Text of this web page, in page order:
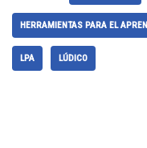
HERRAMIENTAS PARA EL
LPA LÚDICO